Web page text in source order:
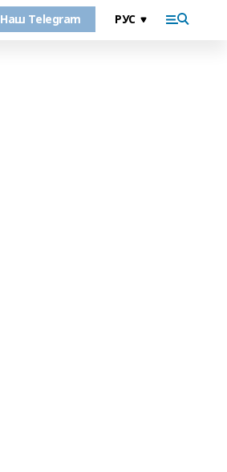
Наш Telegram